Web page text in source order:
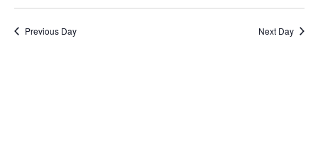
Previous Day Next Day